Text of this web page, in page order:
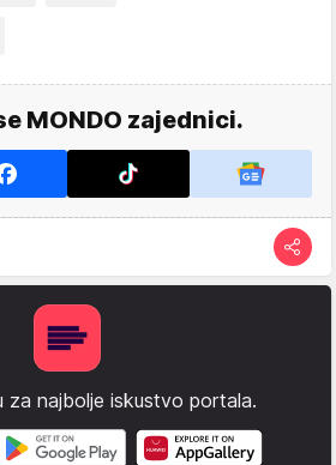
MONDO zajednici.
za najbolje iskustvo portala.